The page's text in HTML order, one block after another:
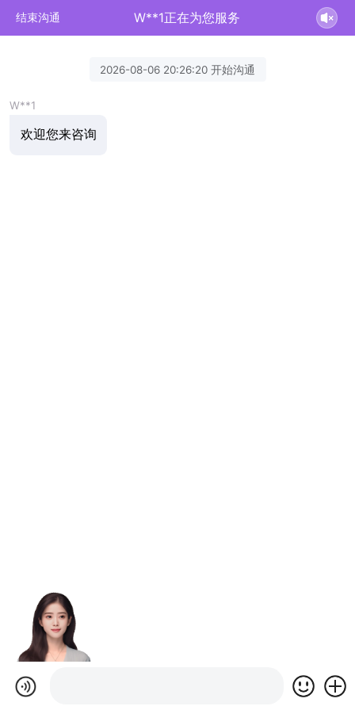
结束沟通 W**1正在为您服务
2026-08-06 20:26:20 开始沟通
W**1
欢迎您来咨询